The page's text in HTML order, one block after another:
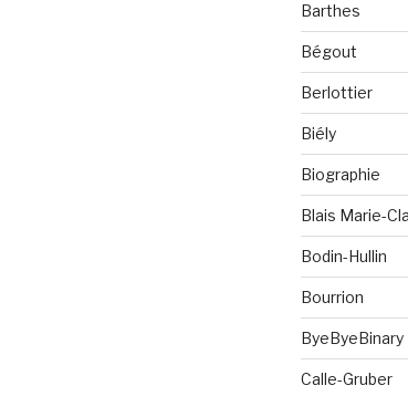
Barthes
Bégout
Berlottier
Biély
Biographie
Blais Marie-
Bodin-Hullin
Bourrion
ByeByeBinary
Calle-Gruber